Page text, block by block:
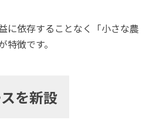
に依存することなく「小さな農
徴です。
を新設